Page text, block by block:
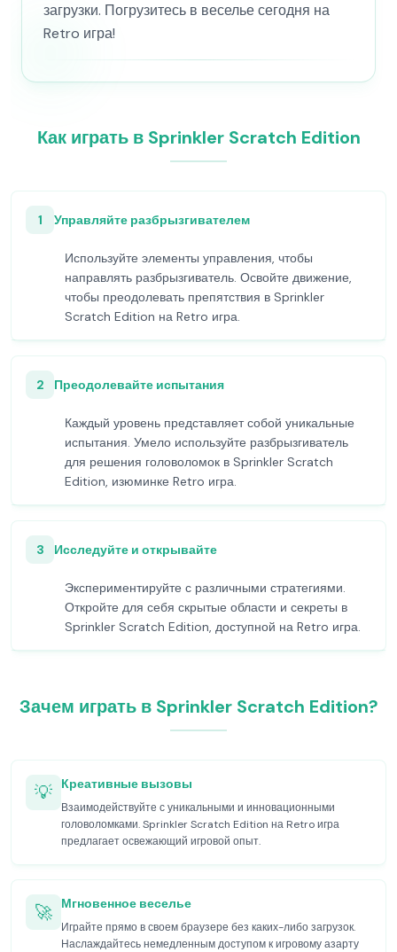
загрузки. Погрузитесь в веселье сегодня на
Retro игра!
Как играть в Sprinkler Scratch Edition
1 Управляйте разбрызгивателем
Используйте элементы управления, чтобы
направлять разбрызгиватель. Освойте движение,
чтобы преодолевать препятствия в Sprinkler
Scratch Edition на Retro игра.
2 Преодолевайте испытания
Каждый уровень представляет собой уникальные
испытания. Умело используйте разбрызгиватель
для решения головоломок в Sprinkler Scratch
Edition, изюминке Retro игра.
3 Исследуйте и открывайте
Экспериментируйте с различными стратегиями.
Откройте для себя скрытые области и секреты в
Sprinkler Scratch Edition, доступной на Retro игра.
Зачем играть в Sprinkler Scratch Edition?
💡 Креативные вызовы
Взаимодействуйте с уникальными и инновационными
головоломками. Sprinkler Scratch Edition на Retro игра
предлагает освежающий игровой опыт.
🚀 Мгновенное веселье
Играйте прямо в своем браузере без каких-либо загрузок.
Наслаждайтесь немедленным доступом к игровому азарту